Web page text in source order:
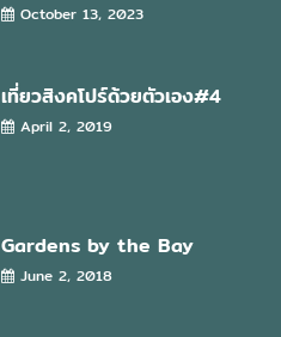
October 13, 2023
เที่ยวสิงคโปร์ด้วยตัวเอง#4
April 2, 2019
Gardens by the Bay
June 2, 2018